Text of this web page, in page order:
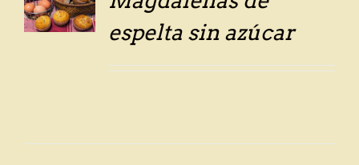
espelta sin azúcar